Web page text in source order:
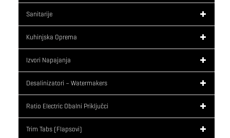
Sanitarije
Kuhinjska Oprema
Izvori Napajanja
Desalinizatori – Watermakers
Ratio Electric Obalni Priključci
Trim Tabs (flapsovi)